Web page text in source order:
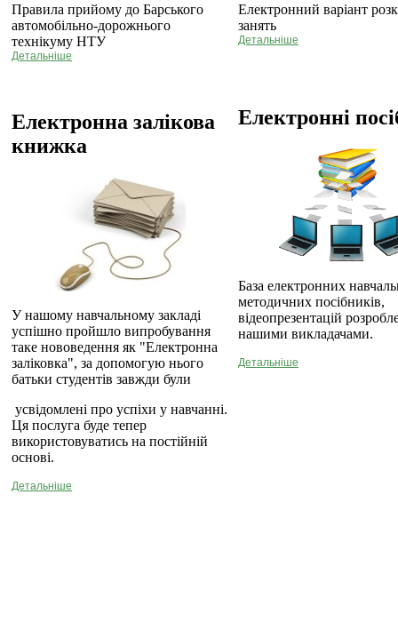
Правила прийому до Барського
автомобільно-дорожнього
технікуму НТУ
Детальніше
Електронна залікова
книжка
У нашому навчальному закладі
успішно пройшло випробування
таке нововедення як "Електронна
заліковка", за допомогую нього
батьки студентів завжди були
усвідомлені про успіхи у навчанні.
Ця послуга буде тепер
використовуватись на постійній
основі.
Детальніше
Електронний варіант
занять
Детальніше
Електронні
База електронних
методичних посібників,
відеопрезентацій
нашими викладачами.
Детальніше